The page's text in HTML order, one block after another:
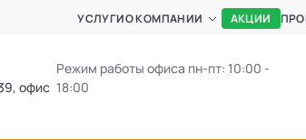
УСЛУГИО КОМПАНИИ АКЦИИ
офис
Режим работы офиса пн-пт: 10:00 -
18:00